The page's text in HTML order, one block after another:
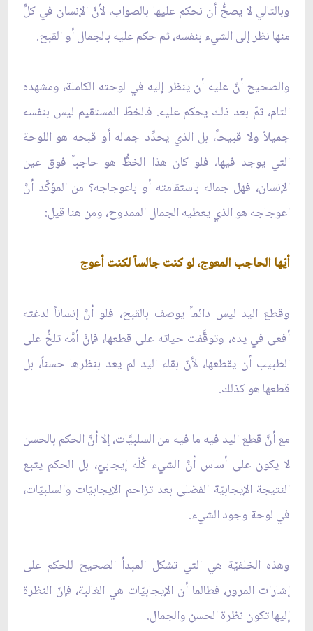
وبالتالي لا يصحُّ أن نحكم عليها بالصواب، لأنَّ الإنسان في كلٍّ
منها نظر إلى الشيء بنفسه، ثم حكم عليه بالجمال أو القبح.
والصحيح أنَّ عليه أن ينظر إليه في لوحته الكاملة، ومشهده
التام، ثمّ بعد ذلك يحكم عليه. فالخطّ المستقيم ليس بنفسه
جميلاً ولا قبيحاً، بل الذي يحدِّد جماله أو قبحه هو اللوحة
التي يوجد فيها، فلو كان هذا الخطُّ هو حاجباً فوق عين
الإنسان، فهل جماله باستقامته أو باعوجاجه؟ من المؤكِّد أنَّ
اعوجاجه هو الذي يعطيه الجمال الممدوح، ومن هنا قيل:
أيّها الحاجب المعوج، لو كنت جالساً لكنت أعوج
وقطع اليد ليس دائماً يوصف بالقبح، فلو أنَّ إنساناً لدغته
أفعى في يده، وتوقَّفت حياته على قطعها، فإنَّ أمَّه تلحُّ على
الطبيب أن يقطعها، لأنّ بقاء اليد لم يعد بنظرها حسناً، بل
قطعها هو كذلك.
مع أنَّ قطع اليد فيه ما فيه من السلبيَّات، إلا أنَّ الحكم بالحسن
لا يكون على أساس أنَّ الشيء كُلّه إيجابيّ، بل الحكم يتبع
النتيجة الإيجابيّة الفضلى بعد تزاحم الإيجابيّات والسلبيّات،
في لوحة وجود الشيء.
وهذه الخلفيّة هي التي تشكل المبدأ الصحيح للحكم على
إشارات المرور، فطالما أن الإيجابيّات هي الغالبة، فإنّ النظرة
إليها تكون نظرة الحسن والجمال.